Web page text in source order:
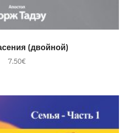
В КОРЗИНУ(двойной)
7.50€